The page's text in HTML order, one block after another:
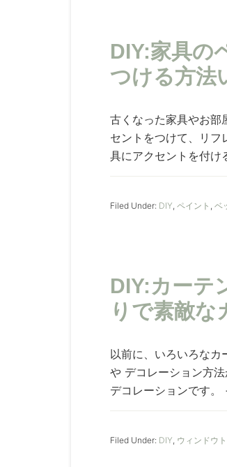
DIY:家具の
つける方法
古くなった家具やお部
セントをつけて、リ
具にアクセントを付
Filed Under: DIY, ペイント , ベ
DIY:カーテ
りで素敵な
以前に、いろいろなカ
や デコレーション方
デコレーションです
Filed Under: DIY, ウィンドウ